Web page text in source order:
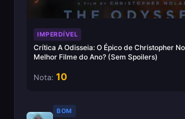
IMPERDÍVEL
Crítica A Odisseia: O Épico de Christopher
Melhor Filme do Ano? (Sem Spoilers)
Nota: 10
BOM